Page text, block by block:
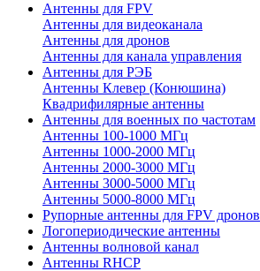
Антенны для FPV
Антенны для видеоканала
Антенны для дронов
Антенны для канала управления
Антенны для РЭБ
Антенны Клевер (Конюшина)
Квадрифилярные антенны
Антенны для военных по частотам
Антенны 100-1000 МГц
Антенны 1000-2000 МГц
Антенны 2000-3000 МГц
Антенны 3000-5000 МГц
Антенны 5000-8000 МГц
Рупорные антенны для FPV дронов
Логопериодические антенны
Антенны волновой канал
Антенны RHCP